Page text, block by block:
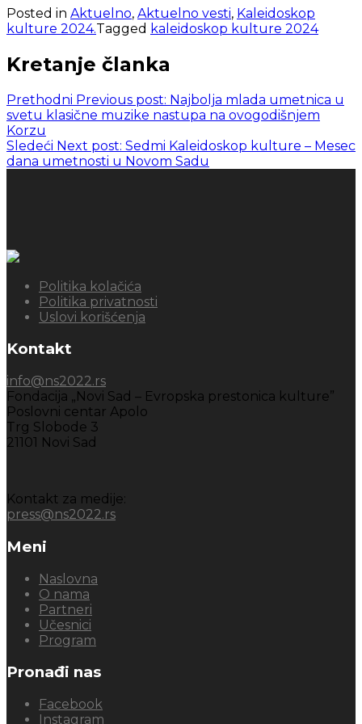
Posted in Aktuelno, Aktuelno vesti, Kaleidoskop
kulture 2024.Tagged kaleidoskop kulture 2024
Kretanje članka
Prethodni Previous post: Najbolja mlada umetnica u
svetu klasične muzike nastupa na ovogodišnjem
Korzu
Sledeći Next post: Sedmi Kaleidoskop kulture – Mesec
dana umetnosti u Novom Sadu
Politika kolačića
Politika privatnosti
Uslovi korišćenja
Kontakt
info@ns2022.rs
Fondacija „Novi Sad – Evropska prestonica kulture”
Poslovni centar Apolo
Trg Slobode 3
21101 Novi Sad
Kontakt za medije:
press@ns2022.rs
Meni
Naslovna
O nama
Partneri
Učesnici
Program
Pronađi nas
Facebook
Instagram